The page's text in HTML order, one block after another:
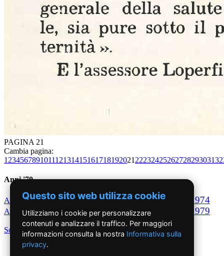
PAGINA 21
Cambia pagina:
1 23456789101112131415161718192021 2223242526272829303132
Anni '70
Anno1970Anno1971 Anno1972 Anno1973 1974
Anno 1975Anno1976 Anno1977Anno1978 1979
Scegli per decennio
Questo sito web utilizza cookie
Utilizziamo i cookie per personalizzare
contenuti e analizzare il traffico. Per maggiori
informazioni consulta la nostra Informativa sulla
privacy.